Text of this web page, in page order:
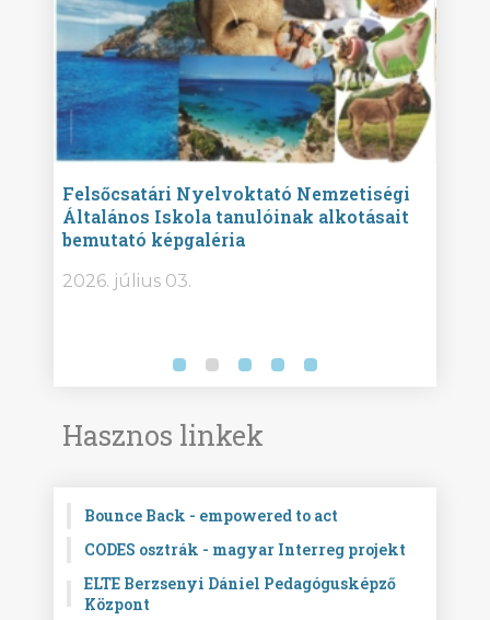
Felsőcsatári Nyelvoktató Nemzetiségi
Általános Iskola tanulóinak alkotásait
bemutató képgaléria
2026. július 03.
Hasznos linkek
Bounce Back - empowered to act
CODES osztrák - magyar Interreg projekt
ELTE Berzsenyi Dániel Pedagógusképző
Központ